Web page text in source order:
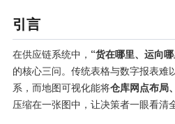
引言
在供应链系统中， “货在哪里、运向
的核心三问。传统表格与数字报表难
系，而地图可视化能将仓库网点布局
压缩在一张图中，让决策者一眼看清